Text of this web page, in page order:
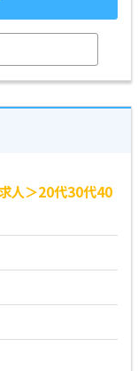
人＞20代30代40